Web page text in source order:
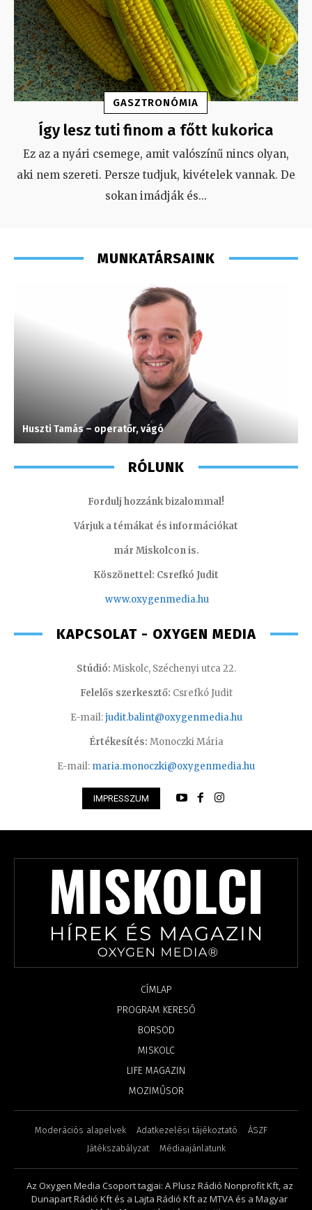
GASZTRONÓMIA
Így lesz tuti finom a főtt kukorica
Ez az a nyári csemege, amit valószínű nincs olyan,
aki nem szereti. Persze tudjuk, kivételek vannak. De
sokan imádják és...
MUNKATÁRSAINK
Huszti Tamás – operatőr, vágó
RÓLUNK
Fordulj hozzánk bizalommal!
Várjuk a témákat és információkat
már Miskolcon is.
Köszönettel: Csrefkó Judit
www.oxygenmedia.hu
KAPCSOLAT - OXYGEN MEDIA
Stúdió: Miskolc, Széchenyi utca 22.
Felelős szerkesztő: Csrefkó Judit
E-mail:judit.balint@oxygenmedia.hu
Értékesítés: Monoczki Mária
E-mail: maria.monoczki@oxygenmedia.hu
IMPRESSZUM
CÍMLAP
PROGRAM KERESŐ
BORSOD
MISKOLC
LIFE MAGAZIN
MOZIMŰSOR
Moderációs alapelvek Adatkezelési tájékoztató
ÁSZF
Játékszabályzat
Médiaajánlatunk
Az Oxygen Media Csoport tagjai: A Plusz Rádió Nonprofit Kft, az
Dunapart Rádió Kft és a Lajta Rádió Kft az MTVA és a Magyar